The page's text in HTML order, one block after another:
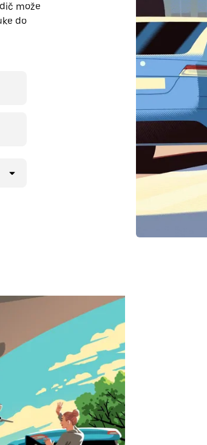
može
do